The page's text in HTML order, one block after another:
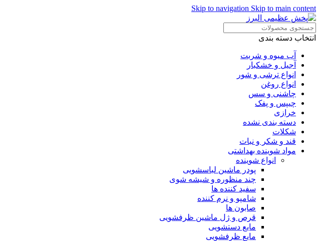
Skip to navigation Skip to main content
انتخاب دسته بندی
آب میوه و شربت
آجیل و خشکبار
انواع ترشی و شور
انواع روغن
چاشنی و سس
چیپس و پفک
خرازی
دسته بندی نشده
شکلات
قند و شکر و نبات
مواد شوینده بهداشتی
انواع شوینده
پودر ماشین لباسشویی
چند منظوره و شیشه شوی
سفید کننده ها
شامپو و نرم کننده
صابون ها
قرص و ژل ماشین ظرفشویی
مایع دستشویی
مایع ظرفشویی